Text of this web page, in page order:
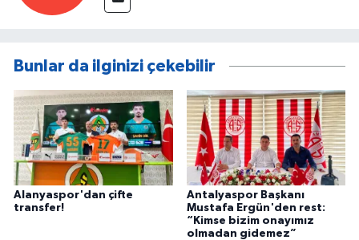
Bunlar da ilginizi çekebilir
Alanyaspor'dan çifte
transfer!
Antalyaspor Başkanı
Mustafa Ergün'den rest:
“Kimse bizim onayımız
olmadan gidemez”